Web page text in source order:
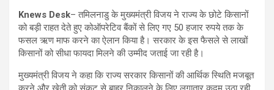
Knews Desk– तमिलनाडु के मुख्यमंत्री विजय ने राज्य के छोटे किसानों
को बड़ी राहत देते हुए कोऑपरेटिव बैंकों से लिए गए 50 हजार रुपये तक के
फसल ऋण माफ करने का ऐलान किया है। सरकार के इस फैसले से लाखों
किसानों को सीधा फायदा मिलने की उम्मीद जताई जा रही है।
मुख्यमंत्री विजय ने कहा कि राज्य सरकार किसानों की आर्थिक स्थिति मजबूत